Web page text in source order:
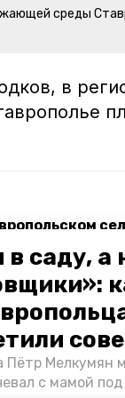
саду, а
Мелкумян
с мамой
среды
в
обновили по